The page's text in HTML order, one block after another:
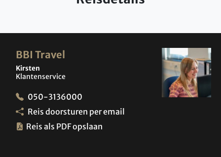
BBI Travel
Kirsten
Klantenservice
050-3136000
Reis doorsturen per email
Reis als PDF opslaan